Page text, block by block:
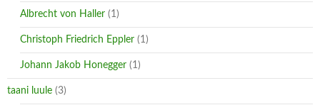
Albrecht von Haller (1)
Christoph Friedrich Eppler (1)
Johann Jakob Honegger (1)
taani luule (3)